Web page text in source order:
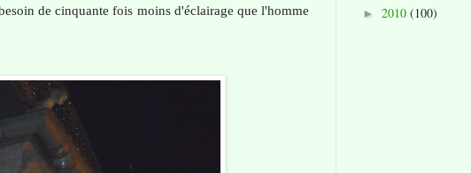
de cinquante fois moins d'éclairage que l'homme
► 2010 (100)